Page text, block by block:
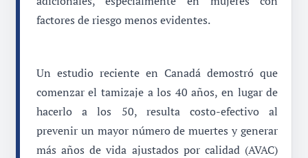
factores de riesgo menos evidentes.
Un estudio reciente en Canadá demostró que
comenzar el tamizaje a los 40 años, en lugar de
hacerlo a los 50, resulta costo-efectivo al
prevenir un mayor número de muertes y generar
más años de vida ajustados por calidad (AVAC)